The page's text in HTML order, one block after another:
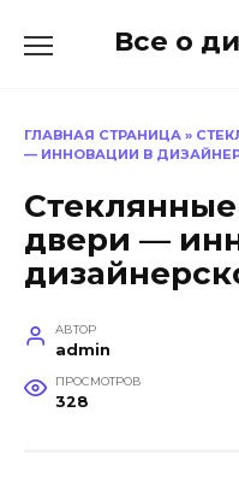
Все о
ГЛАВНАЯ СТРАНИЦА »
— ИННОВАЦИИ В
двери —
АВТОР
admin
ПРОСМОТРОВ
328